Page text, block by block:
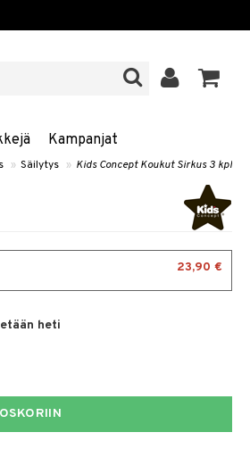
Kampanjat
» Säilytys » Kids Concept Koukut Sirkus 3 kpl
23,90 €
heti